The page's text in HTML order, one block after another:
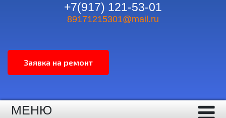
+7(917) 121-53-01
89171215301@mail.ru
МЕНЮ